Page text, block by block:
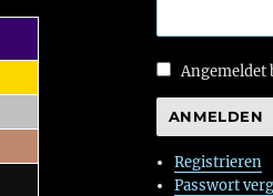
Angemeldet
ANMELDEN
Registrieren
Passwort